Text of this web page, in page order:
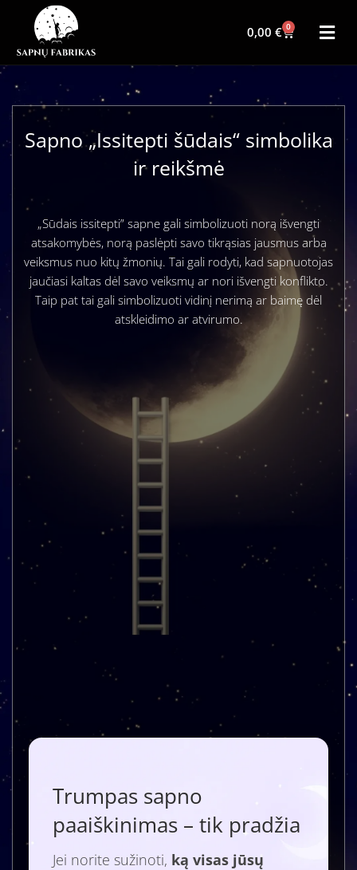
0,00 € 0
Sapno „Issitepti šūdais“ simbolika
ir reikšmė
„Sūdais issitepti” sapne gali simbolizuoti norą išvengti
atsakomybės, norą paslėpti savo tikrąsias jausmus arba
veiksmus nuo kitų žmonių. Tai gali rodyti, kad sapnuotojas
jaučiasi kaltas dėl savo veiksmų ar nori išvengti konflikto.
Taip pat tai gali simbolizuoti vidinį nerimą ar baimę dėl
atskleidimo ar atvirumo.
Trumpas sapno
paaiškinimas – tik pradžia
Jei norite sužinoti, ką visas jūsų